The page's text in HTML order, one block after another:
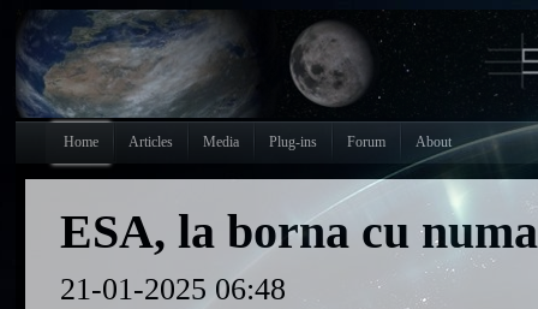
Home Articles Media Plug-ins Forum About
ESA, la borna cu
21-01-2025 06:48